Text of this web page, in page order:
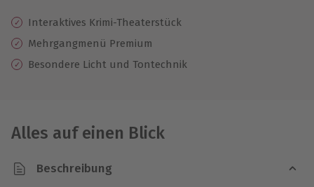
Interaktives Krimi-Theaterstück
Mehrgangmenü Premium
Besondere Licht und Tontechnik
Alles auf einen Blick
Beschreibung